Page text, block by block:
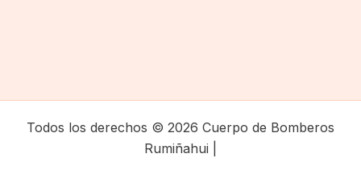
Todos los derechos © 2026 Cuerpo de Bomberos
Rumiñahui |